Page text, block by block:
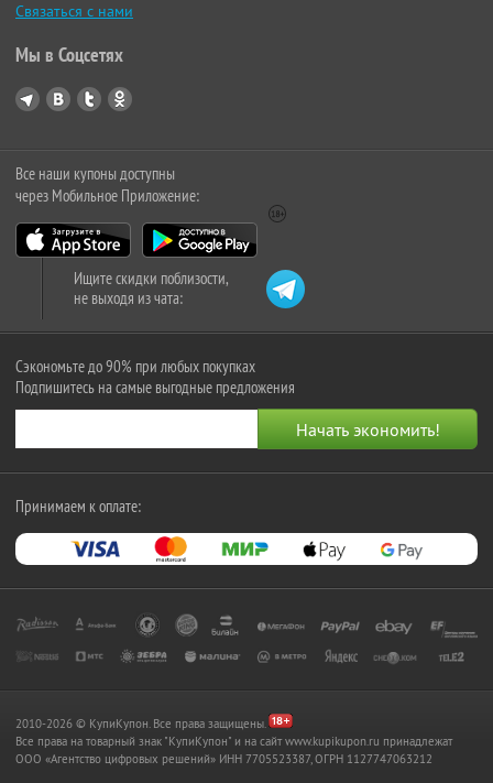
Связаться с нами
Мы в Соцсетях
Все наши купоны доступны
через Мобильное Приложение:
Ищите скидки поблизости,
не выходя из чата:
Сэкономьте до 90% при любых покупках
Подпишитесь на самые выгодные предложения
Принимаем к оплате:
2010-2026 © КупиКупон. Все права защищены.
Все права на товарный знак "КупиКупон" и на сайт www.kupikupon.ru принадлежат
OOO «Агентство цифровых решений» ИНН 7705523387, ОГРН 1127747063212